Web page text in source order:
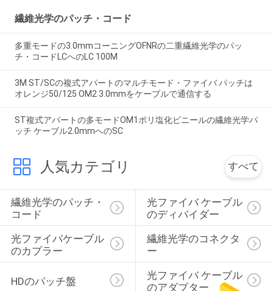
繊維光学のパッチ・コード
多重モードの3.0mmコーニングOFNRの二重繊維光学のパッ
チ・コードLCへのLC 100M
3M ST/SCの複式アパートのマルチモード・ファイバ パッチは
オレンジ50/125 OM2 3.0mmをケーブルで通信する
ST複式アパートの多モードOM1ポリ塩化ビニールの繊維光学パ
ッチ ケーブル2.0mmへのSC
人気カテゴリ すべて
繊維光学のパッチ・
コード
光ファイバ ケーブル
のディバイダー
光ファイバケーブル
のカプラー
繊維光学のコネクタ
ー
HDのパッチ盤
光ファイバ ケーブル
のアダプター